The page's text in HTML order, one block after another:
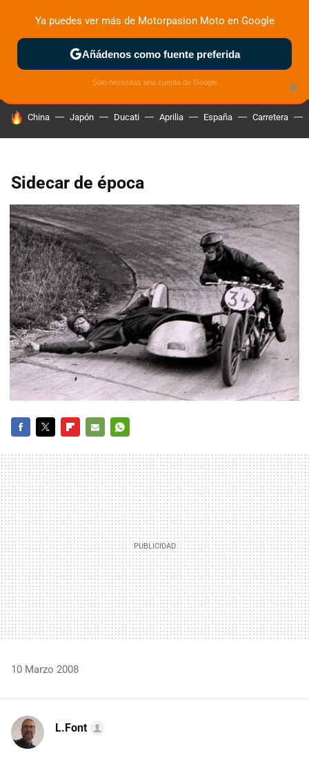
ZONA DE PRUEBAS DEPORTIVAS MOTOS ELÉCTRICAS
HOY SE HABLA DE
China Japón Ducati Aprilia España Carretera
Sidecar de época
MAIL
10 Marzo 2008
L.Font
×
Ya puedes ver más de Motorpasion Moto en Google
Añádenos como fuente preferida
Solo necesitas una cuenta de Google